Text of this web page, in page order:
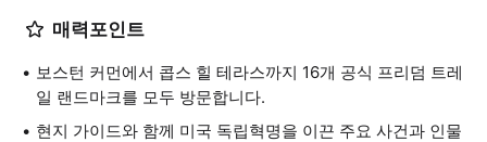
매력포인트
보스턴 커먼에서 콥스 힐 테라스까지 16개 공식 프리덤 트레
일 랜드마크를 모두 방문합니다.
현지 가이드와 함께 미국 독립혁명을 이끈 주요 사건과 인물